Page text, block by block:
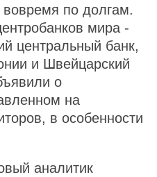
вовремя по долгам.
мира -
центральный банк,
и Швейцарский
о
на
в особенности
аналитик